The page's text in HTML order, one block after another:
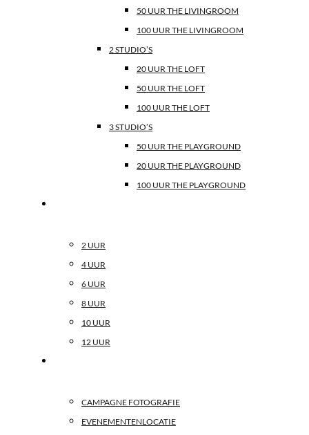
50 UUR THE LIVINGROOM
100 UUR THE LIVINGROOM
2 STUDIO’S
20 UUR THE LOFT
50 UUR THE LOFT
100 UUR THE LOFT
3 STUDIO’S
50 UUR THE PLAYGROUND
20 UUR THE PLAYGROUND
100 UUR THE PLAYGROUND
2 UUR
4 UUR
6 UUR
8 UUR
10 UUR
12 UUR
CAMPAGNE FOTOGRAFIE
EVENEMENTENLOCATIE